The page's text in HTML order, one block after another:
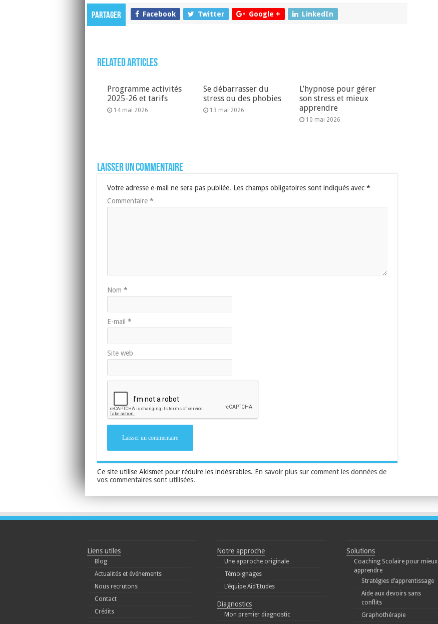
Partager Facebook Twitter Google + LinkedIn
Related Articles
Programme activités
2025-26 et tarifs
14 mai 2026
Se débarrasser du
stress ou des phobies
13 mai 2026
L’hypnose pour gérer
son stress et mieux
apprendre
10 mai 2026
Laisser un commentaire
Votre adresse e-mail ne sera pas publiée. Les champs obligatoires sont indiqués avec *
Commentaire *
Nom *
E-mail *
Site web
Ce site utilise Akismet pour réduire les indésirables. En savoir plus sur comment les données de
vos commentaires sont utilisées.
Liens utiles
Blog
Actualités et événements
Nous recrutons
Contact
Crédits
Notre approche
Une approche originale
Témoignages
L’équipe Aid’Etudes
Diagnostics
Mon premier diagnostic
Solutions
Coaching Scolaire pour mieux
apprendre
Stratégies d’apprentissage
Aide aux devoirs sans
conflits
Graphothérapie